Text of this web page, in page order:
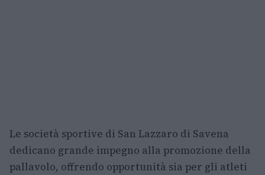
Le società sportive di San Lazzaro di Savena
dedicano grande impegno alla promozione della
pallavolo, offrendo opportunità sia per gli atleti